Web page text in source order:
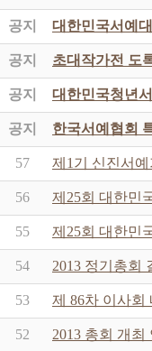
공지 대한민국서예
공지 초대작가전 도
공지 대한민국청년
공지 한국서예협회
57 제1기 신진서
56 제25회 대한민
55 제25회 대한민
54 2013 정기총회
53 제 86차 이사회
52 2013 총회 개최